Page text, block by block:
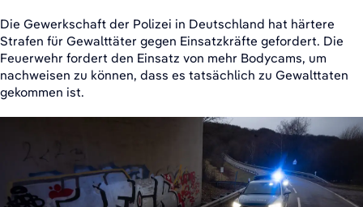
Die Gewerkschaft der Polizei in Deutschland hat härtere
Strafen für Gewalttäter gegen Einsatzkräfte gefordert. Die
Feuerwehr fordert den Einsatz von mehr Bodycams, um
nachweisen zu können, dass es tatsächlich zu Gewalttaten
gekommen ist.